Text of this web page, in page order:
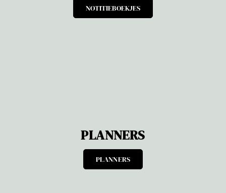
NOTITIEBOEKJES
PLANNERS
PLANNERS